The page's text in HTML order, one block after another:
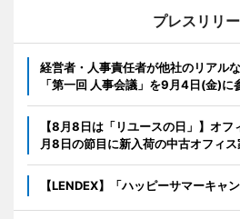
プレスリリ
経営者・人事責任者が他社のリアル
「第一回 人事会議」を9月4日(金)に
【8月8日は「リユースの日」】オ
月8日の節目に新入荷の中古オフィ
【LENDEX】「ハッピーサマーキャ